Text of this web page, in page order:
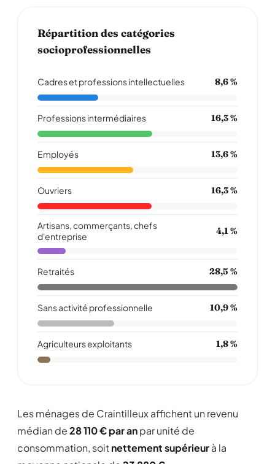
Répartition des catégories
socioprofessionnelles
Cadres et professions intellectuelles 8,6 %
Professions intermédiaires 16,3 %
Employés 13,6 %
Ouvriers 16,3 %
Artisans, commerçants, chefs
d'entreprise
4,1 %
Retraités 28,5 %
Sans activité professionnelle 10,9 %
Agriculteurs exploitants 1,8 %
Les ménages de Craintilleux affichent un revenu
médian de28 110 € par anpar unité de
consommation, soitnettement supérieurà la